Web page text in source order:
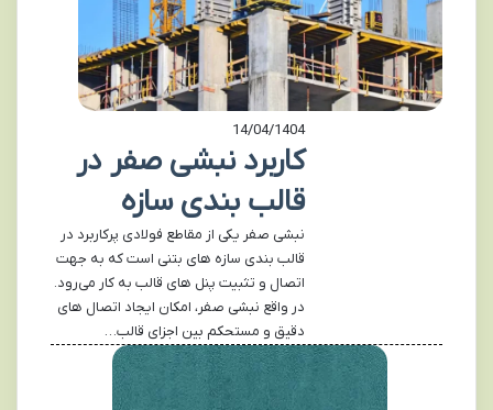
14/04/1404
کاربرد نبشی صفر در
قالب بندی سازه
نبشی صفر یکی از مقاطع فولادی پرکاربرد در
قالب بندی سازه های بتنی است که به جهت
اتصال و تثبیت پنل های قالب به کار می‌رود.
در واقع نبشی صفر، امکان ایجاد اتصال های
دقیق و مستحکم بین اجزای قالب…